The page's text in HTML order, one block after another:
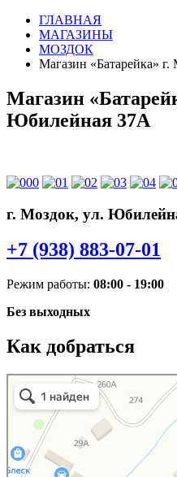
ГЛАВНАЯ
МАГАЗИНЫ
МОЗДОК
Магазин «Батарейка»
Магазин
Юбилейная 37А
г. Моздок, ул.
+7 (938) 883-07-01
Режим работы: 08:00 - 19:00
Без выходных
Как добраться
Аккумуляторы и зарядные устройства в